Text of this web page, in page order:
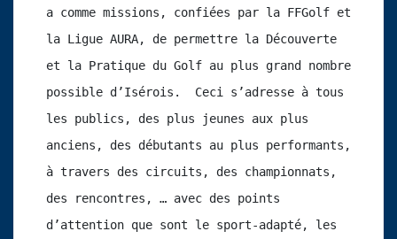
a comme missions, confiées par la FFGolf et
la Ligue AURA, de permettre la Découverte
et la Pratique du Golf au plus grand nombre
possible d’Isérois.  Ceci s’adresse à tous
les publics, des plus jeunes aux plus
anciens, des débutants au plus performants,
à travers des circuits, des championnats,
des rencontres, … avec des points
d’attention que sont le sport-adapté, les